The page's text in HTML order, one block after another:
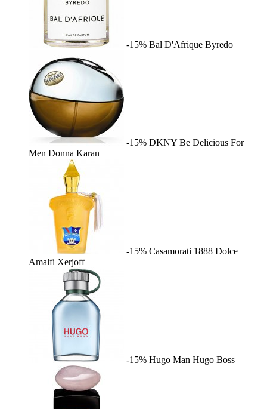
-15% Bal D'Afrique Byredo
-15% DKNY Be Delicious For
Men Donna Karan
-15% Casamorati 1888 Dolce
Amalfi Xerjoff
-15% Hugo Man Hugo Boss